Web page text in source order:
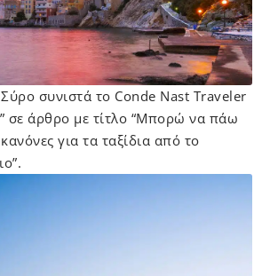
συνιστά το Conde Nast Traveler
σε άρθρο με τίτλο “Μπορώ να πάω
για τα ταξίδια από το